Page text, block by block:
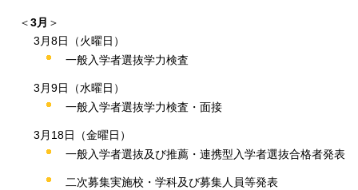
＜3月 ＞
3月8日（火曜日）
一般入学者選抜学力検査
3月9日（水曜日）
一般入学者選抜学力検査・面接
3月18日（金曜日）
一般入学者選抜及び推薦・連携型入学者選抜合格者発表
二次募集実施校・学科及び募集人員等発表